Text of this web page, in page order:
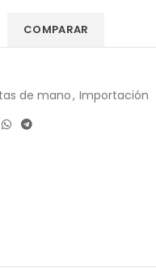
COMPARAR
de mano, Importación